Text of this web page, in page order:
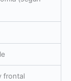
frontal